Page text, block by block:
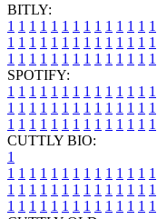
BITLY:
1 1 1 1 1 1 1 1 1 1 1 1 1 1
1 1 1 1 1 1 1 1 1 1 1 1 1 1
1 1 1 1 1 1 1 1 1 1 1 1 1 1
SPOTIFY:
1 1 1 1 1 1 1 1 1 1 1 1 1 1
1 1 1 1 1 1 1 1 1 1 1 1 1 1
1 1 1 1 1 1 1 1 1 1 1 1 1 1
CUTTLY BIO:
1
1 1 1 1 1 1 1 1 1 1 1 1 1 1
1 1 1 1 1 1 1 1 1 1 1 1 1 1
1 1 1 1 1 1 1 1 1 1 1 1 1 1